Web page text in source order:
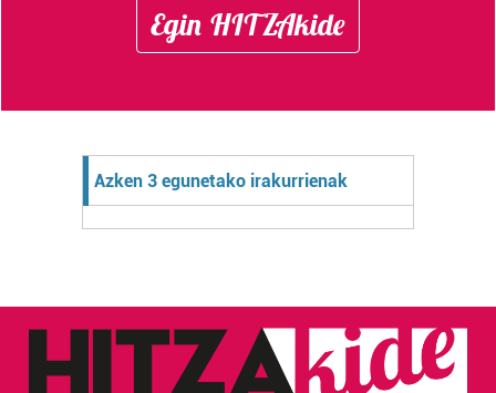
Egin HITZAkide
Azken 3 egunetako irakurrienak